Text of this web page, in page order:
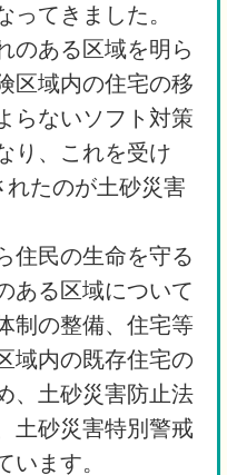
ってきました。
のある区域を明ら
区域内の住宅の移
らないソフト対策
り、これを受け
たのが土砂災害
住民の生命を守る
ある区域について
制の整備、住宅等
域内の既存住宅の
、土砂災害防止法
土砂災害特別警戒
います。